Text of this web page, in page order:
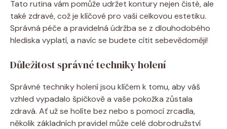
Tato rutina vám pomůže udržet kontury nejen čisté, ale
také zdravé, což je klíčové pro vaši celkovou estetiku.
Správná péče a pravidelná údržba se z dlouhodobého
hlediska vyplatí, a navíc se budete cítit sebevědoměji!
Důležitost správné techniky holení
Správné techniky holení jsou klíčem k tomu, aby váš
vzhled vypadalo špičkově a vaše pokožka zůstala
zdravá. Ať už se holíte bez nebo s pomocí zrcadla,
několik základních pravidel může celé dobrodružství